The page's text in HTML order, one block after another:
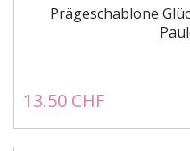
Prägeschablone
13.50 CHF